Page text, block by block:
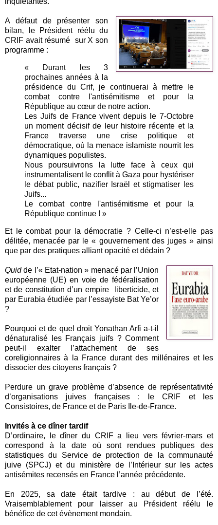
A défaut de présenter son
bilan, le Président réélu du
CRIF avait résumé sur X son
programme :
« Durant les 3
prochaines années à la
présidence du Crif, je continuerai à mettre le
combat contre l'antisémitisme et pour la
République au cœur de notre action.
Les Juifs de France vivent depuis le 7-Octobre
un moment décisif de leur histoire récente et la
France traverse une crise politique et
démocratique, où la menace islamiste nourrit les
dynamiques populistes.
Nous poursuivrons la lutte face à ceux qui
instrumentalisent le conflit à Gaza pour hystériser
le débat public, nazifier Israël et stigmatiser les
Juifs...
Le combat contre l'antisémitisme et pour la
République continue ! »
Et le combat pour la démocratie ? Celle-ci n’est-elle pas
délitée, menacée par le « gouvernement des juges » ainsi
que par des pratiques alliant opacité et dédain ?
Quidde l’« Etat-nation » menacé par l’Union
européenne (UE) en voie de fédéralisation
et de constitution d’un empire liberticide, et
par Eurabia étudiée par l’essayiste Bat Ye’or
?
Pourquoi et de quel droit Yonathan Arfi a-t-il
dénaturalisé les Français juifs ? Comment
peut-il exalter l’attachement de ses
coreligionnaires à la France durant des millénaires et les
dissocier des citoyens français ?
Perdure un grave problème d’absence de représentativité
d’organisations juives françaises : le CRIF et les
Consistoires, de France et de Paris Ile-de-France.
Invités à ce dîner tardif
D’ordinaire, le dîner du CRIF a lieu vers février-mars et
correspond à la date où sont rendues publiques des
statistiques du Service de protection de la communauté
juive (SPCJ) et du ministère de l’Intérieur sur les actes
antisémites recensés en France l’année précédente.
En 2025, sa date était tardive : au début de l’été.
Vraisemblablement pour laisser au Président réélu le
bénéfice de cet évènement mondain.